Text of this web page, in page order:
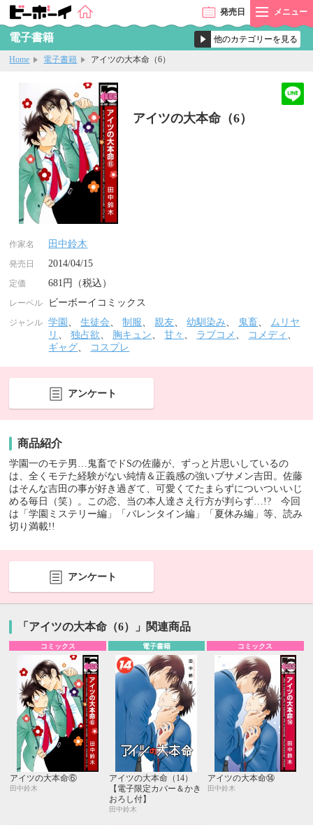
発売日 メニュー
電子書籍
Home 電子書籍 アイツの大本命（6）
アイツの大本命（6）
作家名 田中鈴木
発売日 2014/04/15
定価 681円（税込）
レーベル ビーボーイコミックス
ジャンル 学園 、生徒会、制服、親友、幼馴染み、 鬼畜、 ムリヤ
リ 、独占欲、 胸キュン、甘々 、 ラブコメ 、 コメディ 、
ギャグ、 コスプレ
アンケート
商品紹介
学園一のモテ男…鬼畜でドSの佐藤が、ずっと片思いしているの
は、全くモテた経験がない純情＆正義感の強いブサメン吉田。佐藤
はそんな吉田の事が好き過ぎて、可愛くてたまらずについついいじ
める毎日（笑）。この恋、当の本人達さえ行方が判らず…!? 今回
は「学園ミステリー編」「バレンタイン編」「夏休み編」等、読み
切り満載!!
アンケート
「アイツの大本命（6）」関連商品
コミックス
アイツの大本命⑥
田中鈴木
電子書籍
アイツの大本命（14）
【電子限定カバー＆かき
おろし付】
田中鈴木
コミックス
アイツの大本命⑭
田中鈴木